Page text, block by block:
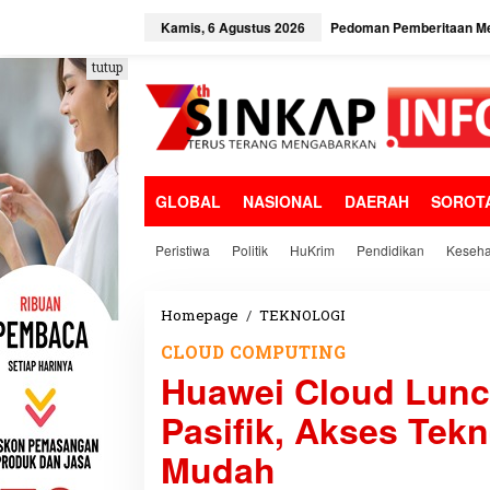
e
k
o
n
t
e
n
Kamis, 6 Agustus 2026 Pedoman Pemberitaan
GLOBAL NASIONAL DAERAH
Peristiwa Politik HuKrim Pendidikan
tutup
Homepage / TEKNOLOGI
e
C
CLOUD COMPUTING
Huawei Cloud
Pasifik, Akses
Mudah